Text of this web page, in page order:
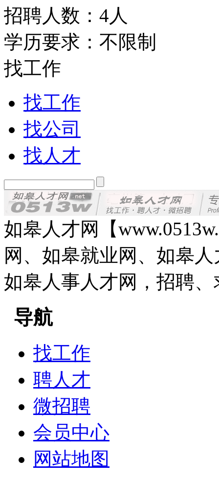
招聘人数：4人
学历要求：不限制
找工作
找工作
找公司
找人才
如皋人才网【
网、如皋就业网、如皋
如皋人事人才网，招聘
导航
找工作
聘人才
微招聘
会员中心
网站地图